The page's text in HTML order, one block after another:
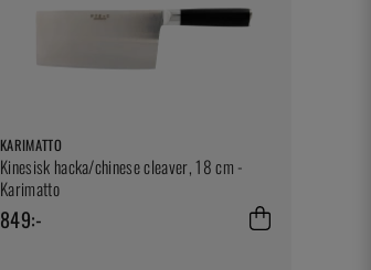
KARIMATTO
Kinesisk hacka/chinese cleaver, 18 cm -
Karimatto
849:-